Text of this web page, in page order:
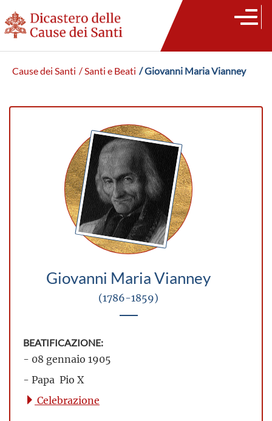
Cause dei Santi / Santi e Beati / Giovanni Maria Vianney
Giovanni Maria Vianney
(1786-1859)
BEATIFICAZIONE:
- 08 gennaio 1905
- Papa Pio X
Celebrazione